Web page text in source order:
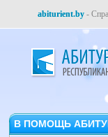
abiturient.by -
В ПОМОЩЬ